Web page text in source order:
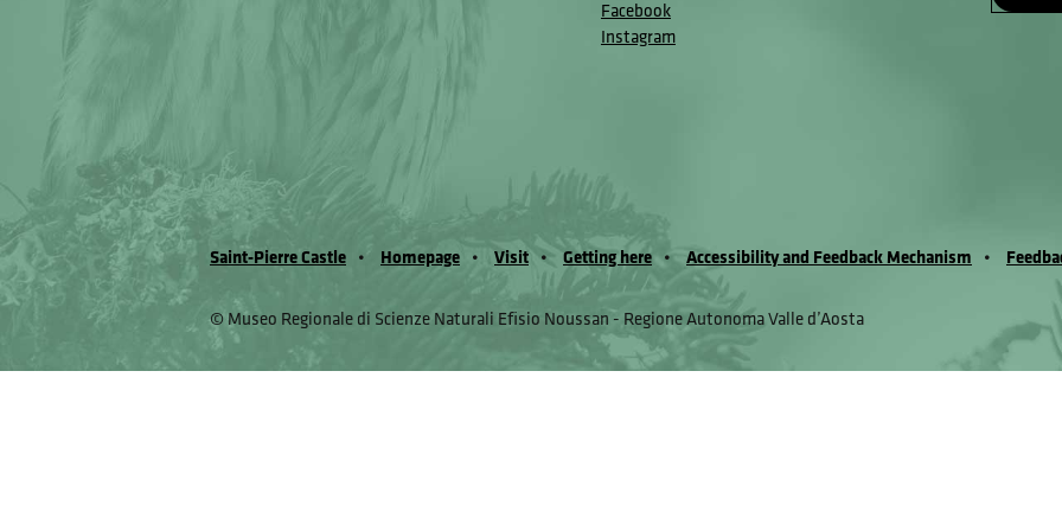
Facebook
Instagram
Saint-Pierre Castle Homepage Visit Getting here Accessibility and Feedback Mechanism
© Museo Regionale di Scienze Naturali Eﬁsio Noussan - Regione Autonoma Valle d’Aosta